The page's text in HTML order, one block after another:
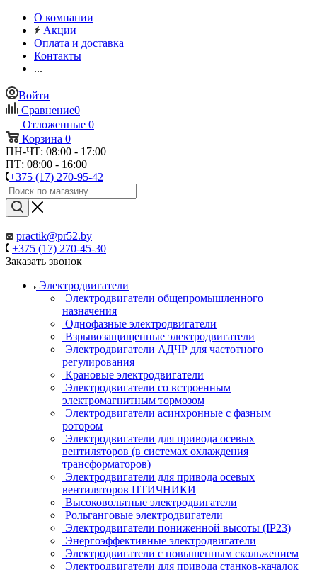
О компании
Акции
Оплата и доставка
Контакты
...
Войти
Сравнение0
Отложенные 0
Корзина 0
ПН-ЧТ: 08:00 - 17:00
ПТ: 08:00 - 16:00
+375 (17) 270-95-42
practik@pr52.by
+375 (17) 270-45-30
Заказать звонок
Электродвигатели
Электродвигатели общепромышленного
назначения
Однофазные электродвигатели
Взрывозащищенные электродвигатели
Электродвигатели АДЧР для частотного
регулирования
Крановые электродвигатели
Электродвигатели со встроенным
электромагнитным тормозом
Электродвигатели асинхронные с фазным
ротором
Электродвигатели для привода осевых
вентиляторов (в системах охлаждения
трансформаторов)
Электродвигатели для привода осевых
вентиляторов ПТИЧНИКИ
Высоковольтные электродвигатели
Рольганговые электродвигатели
Электродвигатели пониженной высоты (IP23)
Энергоэффективные электродвигатели
Электродвигатели с повышенным скольжением
Электродвигатели для привода станков-качалок